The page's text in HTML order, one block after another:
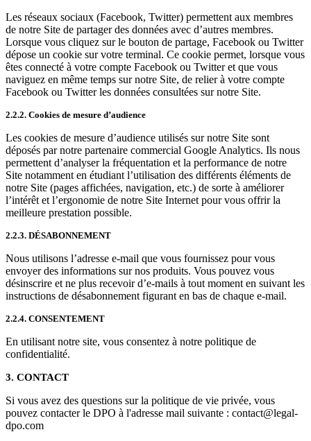
Les réseaux sociaux (Facebook, Twitter) permettent aux membres
de notre Site de partager des données avec d’autres membres.
Lorsque vous cliquez sur le bouton de partage, Facebook ou Twitter
dépose un cookie sur votre terminal. Ce cookie permet, lorsque vous
êtes connecté à votre compte Facebook ou Twitter et que vous
naviguez en même temps sur notre Site, de relier à votre compte
Facebook ou Twitter les données consultées sur notre Site.
2.2.2. Cookies de mesure d’audience
Les cookies de mesure d’audience utilisés sur notre Site sont
déposés par notre partenaire commercial Google Analytics. Ils nous
permettent d’analyser la fréquentation et la performance de notre
Site notamment en étudiant l’utilisation des différents éléments de
notre Site (pages affichées, navigation, etc.) de sorte à améliorer
l’intérêt et l’ergonomie de notre Site Internet pour vous offrir la
meilleure prestation possible.
2.2.3. DÉSABONNEMENT
Nous utilisons l’adresse e-mail que vous fournissez pour vous
envoyer des informations sur nos produits. Vous pouvez vous
désinscrire et ne plus recevoir d’e-mails à tout moment en suivant les
instructions de désabonnement figurant en bas de chaque e-mail.
2.2.4. CONSENTEMENT
En utilisant notre site, vous consentez à notre politique de
confidentialité.
3. CONTACT
Si vous avez des questions sur la politique de vie privée, vous
pouvez contacter le DPO à l'adresse mail suivante : contact@legal-
dpo.com